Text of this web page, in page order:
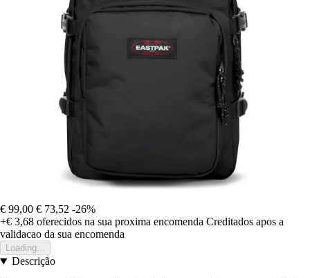
€ 99,00 € 73,52 -26%
+€ 3,68 oferecidos na sua proxima encomenda Creditados apos a
validacao da sua encomenda
Loading...
Descrição